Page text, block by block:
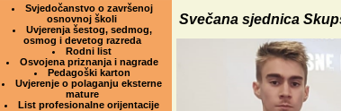
Svjedočanstvo o završenoj
osnovnoj školi
Uvjerenja šestog, sedmog,
osmog i devetog razreda
Rodni list
Osvojena priznanja i nagrade
Pedagoški karton
Uvjerenje o polaganju eksterne
mature
List profesionalne orijentacije
Svečana sjednica